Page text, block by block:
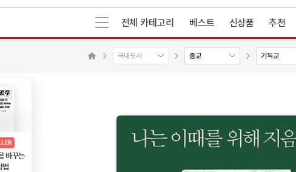
전체 카테고리 베스트 신상품 추천
국내도서 종교 기독교
AD
바꾸는
법